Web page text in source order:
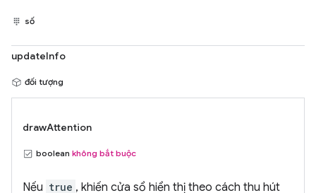
số
updateInfo
đối tượng
drawAttention
boolean không bắt buộc
Nếu true , khiến cửa sổ hiển thị theo cách thu hút